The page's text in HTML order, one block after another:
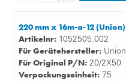
220 mm x 16m-a-12 (Union)
Artikelnr: 1052505.002
Für Gerätehersteller: Union
Für Original P/N: 20/2X50
Verpackungseinheit: 75